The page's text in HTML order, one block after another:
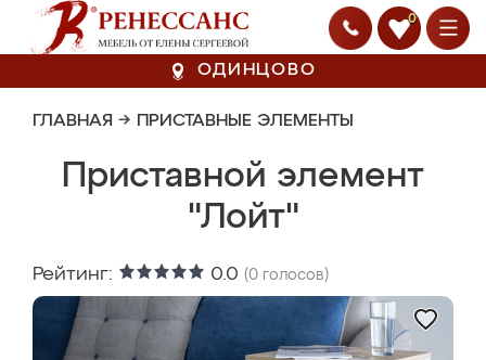
0
ОДИНЦОВО
ГЛАВНАЯ → ПРИСТАВНЫЕ ЭЛЕМЕНТЫ
Приставной элемент
"Лойт"
Рейтинг: 0.0 (0 голосов)